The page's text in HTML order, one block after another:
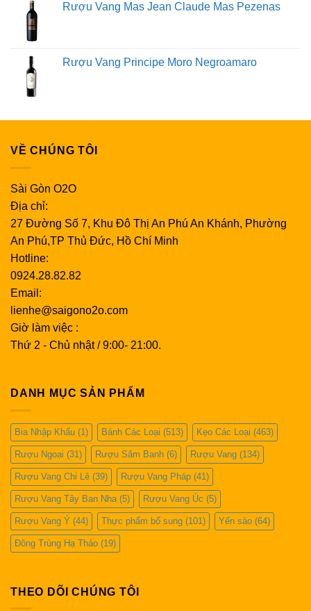
Rượu Vang Mas Jean Claude Mas Pezenas
Rượu Vang Principe Moro Negroamaro
VỀ CHÚNG TÔI
Sài Gòn O2O
Địa chỉ:
27 Đường Số 7, Khu Đô Thị An Phú An Khánh, Phường
An Phú,TP Thủ Đức, Hồ Chí Minh
Hotline:
0924.28.82.82
Email:
lienhe@saigono2o.com
Giờ làm việc :
Thứ 2 - Chủ nhật / 9:00- 21:00.
DANH MỤC SẢN PHẨM
Bia Nhập Khẩu (1) Bánh Các Loại (513) Kẹo Các Loại (463)
Rượu Ngoại (31) Rượu Sâm Banh (6) Rượu Vang (134)
Rượu Vang Chi Lê (39) Rượu Vang Pháp (41)
Rượu Vang Tây Ban Nha (5) Rượu Vang Úc (5)
Rượu Vang Ý (44) Thực phẩm bổ sung (101) Yến sào (64)
Đông Trùng Hạ Thảo (19)
THEO DÕI CHÚNG TÔI